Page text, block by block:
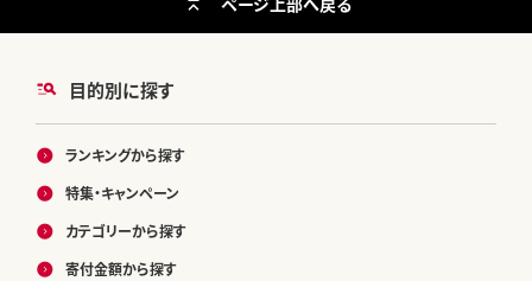
目的別に探す
ランキングから探す
特集・キャンペーン
カテゴリーから探す
寄付金額から探す